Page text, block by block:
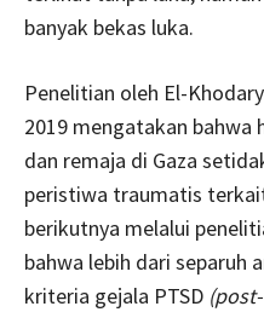
banyak bekas luka.
Penelitian oleh El-
2019 mengatakan bahwa
dan remaja di Gaza
peristiwa traumatis
berikutnya melalui
bahwa lebih dari separuh
kriteria gejala PTSD